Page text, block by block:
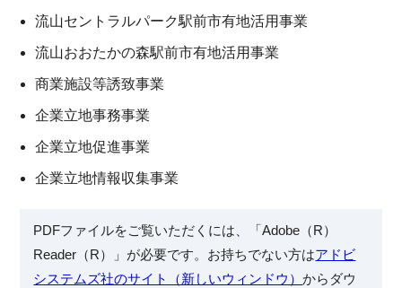
流山セントラルパーク駅前市有地活用事業
流山おおたかの森駅前市有地活用事業
商業施設等誘致事業
企業立地事務事業
企業立地促進事業
企業立地情報収集事業
PDFファイルをご覧いただくには、「Adobe（R）
Reader（R）」が必要です。お持ちでない方はアドビ
システムズ社のサイト（新しいウィンドウ）からダウ